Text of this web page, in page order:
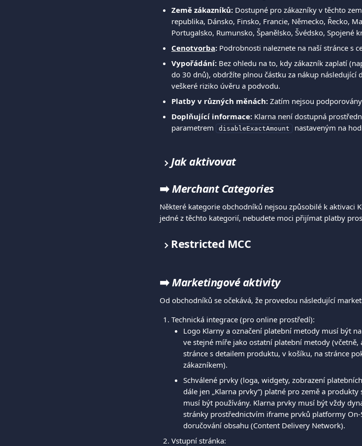
Země zákazníků: Dostupné pro zákazníky v těchto
republika, Dánsko, Finsko, Francie, Německo, Řecko,
Portugalsko, Rumunsko, Španělsko, Švédsko, Spojené
Cenotvorba: Podrobnosti naleznete na naší stránce s
Vypořádání: Bez ohledu na to, kdy zákazník zaplatí
do 30 dnů), obdržíte plnou částku za nákup následující
veškeré riziko úvěru a podvodu.
Platby v různých měnách: Zatím nejsou podporovány
Doplňující informace: Klarna není dostupná
parametrem
disableExactAmount nastaveným na
Jak aktivovat
➡️ Merchant Categories
Některé kategorie obchodníků nejsou způsobilé k aktivaci
jedné z těchto kategorií, nebudete moci přijímat platby
Restricted MCC
➡️ Marketingové aktivity
Od obchodníků se očekává, že provedou následující
Technická integrace (pro online prostředí):
Logo Klarny a označení platební metody musí být
ve stejné míře jako ostatní platební metody (včetně,
stránce s detailem produktu, v košíku, na stránce
zákazníkem).
Schválené prvky (loga, widgety, zobrazení
dále jen „Klarna prvky“) platné pro země a
musí být používány. Klarna prvky musí být vždy
stránky prostřednictvím iframe prvků platformy
doručování obsahu (Content Delivery Network).
Vstupní stránka: